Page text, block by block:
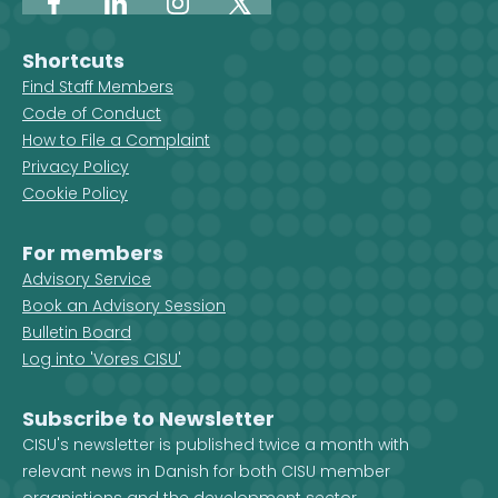
FacebookLinkedInInstagram
X
Shortcuts
Find Staff Members
Code of Conduct
How to File a Complaint
Privacy Policy
Cookie Policy
For members
Advisory Service
Book an Advisory Session
Bulletin Board
Log into 'Vores CISU'
Subscribe to Newsletter
CISU's newsletter is published twice a month with
relevant news in Danish for both CISU member